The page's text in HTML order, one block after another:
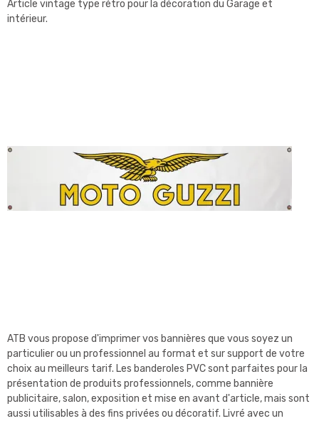
Article vintage type rétro pour la décoration du Garage et
intérieur.
ATB vous propose d'imprimer vos bannières que vous soyez un
particulier ou un professionnel au format et sur support de votre
choix au meilleurs tarif. Les banderoles PVC sont parfaites pour la
présentation de produits professionnels, comme bannière
publicitaire, salon, exposition et mise en avant d'article, mais sont
aussi utilisables à des fins privées ou décoratif. Livré avec un